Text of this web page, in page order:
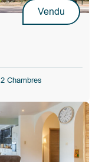
Vendu
2 Chambres